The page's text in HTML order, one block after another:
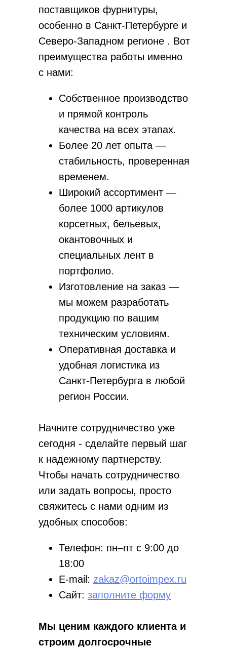
поставщиков фурнитуры,
особенно в Санкт-Петербурге и
Северо-Западном регионе . Вот
преимущества работы именно
с нами:
Собственное производство
и прямой контроль
качества на всех этапах.
Более 20 лет опыта —
стабильность, проверенная
временем.
Широкий ассортимент —
более 1000 артикулов
корсетных, бельевых,
окантовочных и
специальных лент в
портфолио.
Изготовление на заказ —
мы можем разработать
продукцию по вашим
техническим условиям.
Оперативная доставка и
удобная логистика из
Санкт-Петербурга в любой
регион России.
Начните сотрудничество уже
сегодня - сделайте первый шаг
к надежному партнерству.
Чтобы начать сотрудничество
или задать вопросы, просто
свяжитесь с нами одним из
удобных способов:
Телефон: пн–пт с 9:00 до
18:00
E-mail: zakaz@ortoimpex.ru
Сайт: заполните форму
Мы ценим каждого клиента и
строим долгосрочные